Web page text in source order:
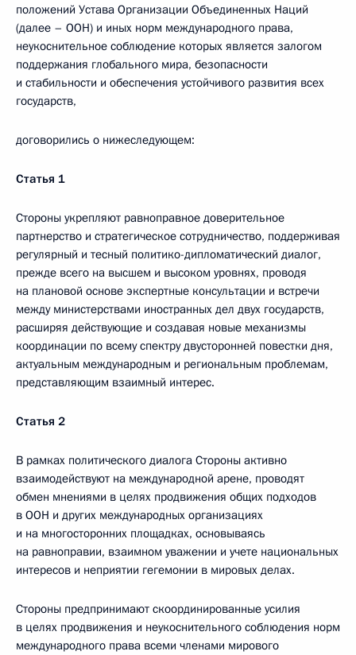
положений Устава Организации Объединенных Наций
(далее – ООН) и иных норм международного права,
неукоснительное соблюдение которых является залогом
поддержания глобального мира, безопасности
и стабильности и обеспечения устойчивого развития всех
государств,
договорились о нижеследующем:
Статья 1
Стороны укрепляют равноправное доверительное
партнерство и стратегическое сотрудничество, поддерживая
регулярный и тесный политико-дипломатический диалог,
прежде всего на высшем и высоком уровнях, проводя
на плановой основе экспертные консультации и встречи
между министерствами иностранных дел двух государств,
расширяя действующие и создавая новые механизмы
координации по всему спектру двусторонней повестки дня,
актуальным международным и региональным проблемам,
представляющим взаимный интерес.
Статья 2
В рамках политического диалога Стороны активно
взаимодействуют на международной арене, проводят
обмен мнениями в целях продвижения общих подходов
в ООН и других международных организациях
и на многосторонних площадках, основываясь
на равноправии, взаимном уважении и учете национальных
интересов и неприятии гегемонии в мировых делах.
Стороны предпринимают скоординированные усилия
в целях продвижения и неукоснительного соблюдения норм
международного права всеми членами мирового